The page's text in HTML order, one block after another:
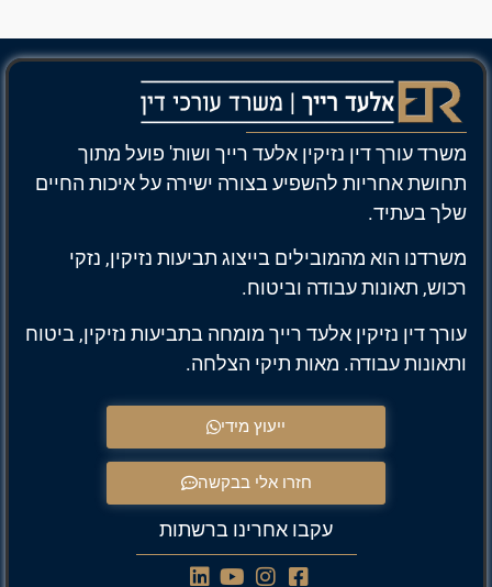
משרד עורך דין נזיקין אלעד רייך ושות' פועל מתוך
תחושת אחריות להשפיע בצורה ישירה על איכות החיים
שלך בעתיד.
משרדנו הוא מהמובילים בייצוג תביעות נזיקין, נזקי
רכוש, תאונות עבודה וביטוח.
עורך דין נזיקין אלעד רייך מומחה בתביעות נזיקין, ביטוח
ותאונות עבודה. מאות תיקי הצלחה.
ייעוץ מידי
חזרו אלי בבקשה
עקבו אחרינו ברשתות